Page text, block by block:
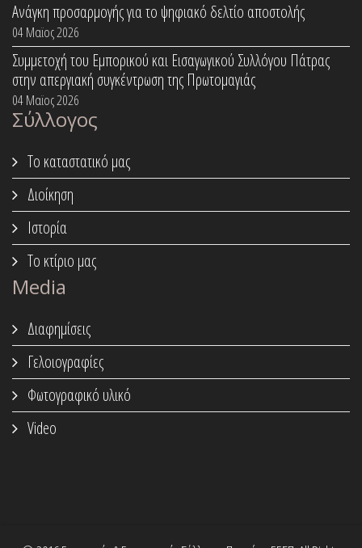
Ανάγκη προσαρμογής για το ψηφιακό δελτίο αποστολής
04 Μαϊος 2026
Συμμετοχή του Εμπορικού και Εισαγωγικού Συλλόγου Πάτρας
στην απεργιακή συγκέντρωση της Πρωτομαγιάς
04 Μαϊος 2026
Σύλλογος
Το καταστατικό μας
Διοίκηση
Ιστορία
Το κτίριο μας
Media
Διαφημίσεις
Γελοιογραφίες
Φωτογραφικό υλικό
Video